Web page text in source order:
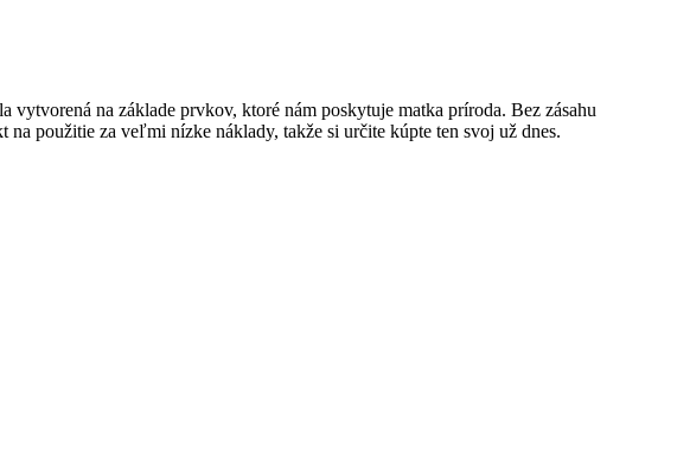
na základe prvkov, ktoré nám poskytuje matka príroda. Bez zásahu
použitie za veľmi nízke náklady, takže si určite kúpte ten svoj už dnes.